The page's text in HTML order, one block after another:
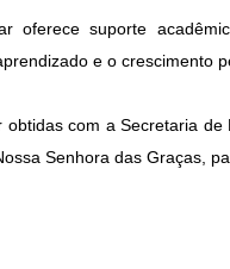
oferece suporte
e o crescimento
com a Secretaria
Senhora das Graças,